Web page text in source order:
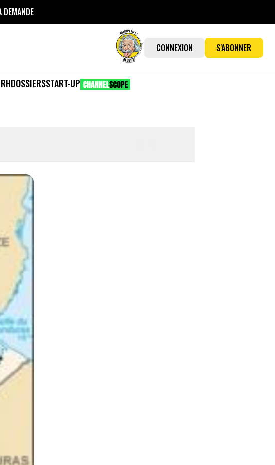
DEMANDE
CONNEXION S'ABONNER
RHDOSSIERSSTART-UP